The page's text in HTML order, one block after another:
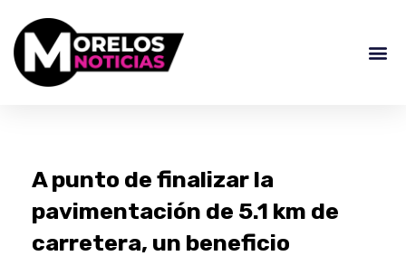
A punto de finalizar la
pavimentación de 5.1 km de
carretera, un beneficio